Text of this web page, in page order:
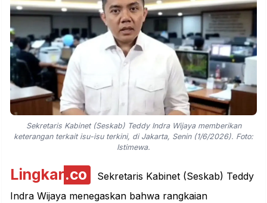
Sekretaris Kabinet (Seskab) Teddy Indra Wijaya memberikan
keterangan terkait isu-isu terkini, di Jakarta, Senin (1/6/2026). Foto:
Istimewa.
Lingkar.co
Sekretaris Kabinet (Seskab) Teddy
Indra Wijaya menegaskan bahwa rangkaian